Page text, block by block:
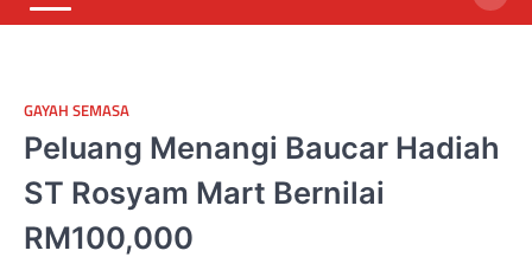
GAYAH SEMASA
Peluang Menangi Baucar Hadiah
ST Rosyam Mart Bernilai
RM100,000